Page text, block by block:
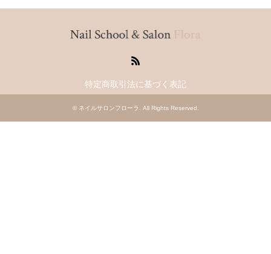
特定商取引法に基づく表記
© ネイルサロンフローラ . All Rights Reserved.